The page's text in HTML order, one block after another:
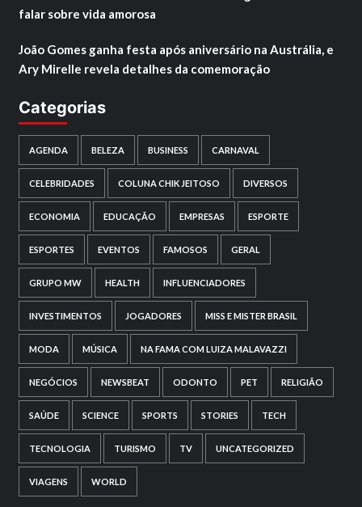
falar sobre vida amorosa
João Gomes ganha festa após aniversário na Austrália, e
Ary Mirelle revela detalhes da comemoração
Categorias
AGENDA BELEZA BUSINESS CARNAVAL
CELEBRIDADES COLUNA CHIK JEITOSO DIVERSOS
ECONOMIA EDUCAÇÃO EMPRESAS ESPORTE
ESPORTES EVENTOS FAMOSOS GERAL
GRUPO MW HEALTH INFLUENCIADORES
INVESTIMENTOS JOGADORES MISS E MISTER BRASIL
MODA MÚSICA NA FAMA COM LUIZA MALAVAZZI
NEGÓCIOS NEWSBEAT ODONTO PET RELIGIÃO
SAÚDE SCIENCE SPORTS STORIES TECH
TECNOLOGIA TURISMO TV UNCATEGORIZED
VIAGENS WORLD